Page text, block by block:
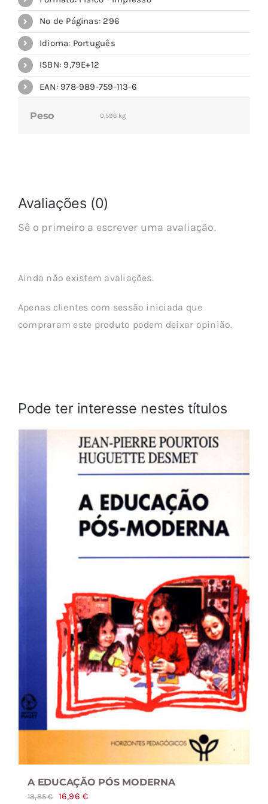
Nº de Páginas: 296
Idioma: Português
ISBN: 9,79E+12
EAN: 978-989-759-113-6
Peso 0,596 kg
Avaliações (0)
Sê o primeiro a escrever uma avaliação.
Ainda não existem avaliações.
Apenas clientes com sessão iniciada que
compraram este produto podem deixar opinião.
Pode ter interesse nestes títulos
A EDUCAÇÃO PÓS MODERNA
18,85€
O
16,96€O